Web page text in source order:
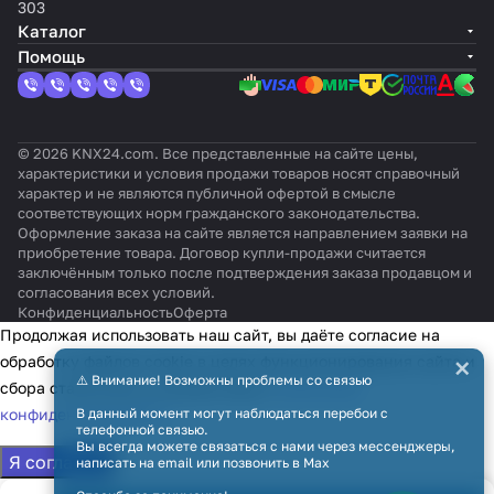
Wire
s
ial
SFGL
001R
000
cs
ми
vT
303
Каталог
Помощь
© 2026 KNX24.com. Все представленные на сайте цены,
характеристики и условия продажи товаров носят справочный
характер и не являются публичной офертой в смысле
соответствующих норм гражданского законодательства.
Оформление заказа на сайте является направлением заявки на
приобретение товара. Договор купли-продажи считается
заключённым только после подтверждения заказа продавцом и
согласования всех условий.
КонфиденциальностьОферта
⚠️ Внимание! Возможны проблемы со связью
В данный момент могут наблюдаться перебои с
телефонной связью.
Вы всегда можете связаться с нами через мессенджеры,
написать на email или позвонить в Max
×
Продолжая использовать наш сайт, вы даёте согласие на
обработку файлов cookie в целях функционирования сайта и
сбора статистики в соответствии сполитикой
конфиденциальности
Я согласен